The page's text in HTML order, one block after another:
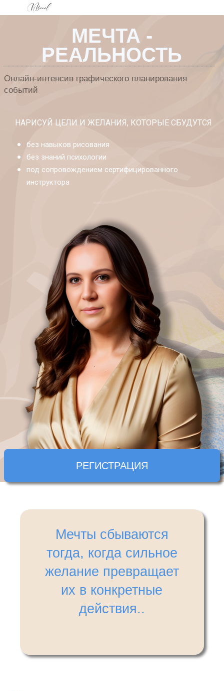
МЕЧТА -
РЕАЛЬНОСТЬ
_______________________________________________
Онлайн-интенсив графического планирования
событий
НАРИСУЙ ЦЕЛИ И ЖЕЛАНИЯ, КОТОРЫЕ СБУДУТСЯ
без навыков рисования
без знаний психологии
под сопровождением сертифицированного
инструктора
РЕГИСТРАЦИЯ
Мечты сбываются
тогда, когда сильное
желание превращает
их в конкретные
действия..